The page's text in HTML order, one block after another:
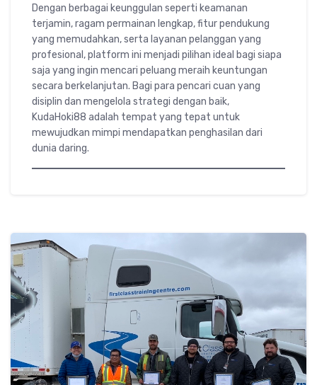
Dengan berbagai keunggulan seperti keamanan
terjamin, ragam permainan lengkap, fitur pendukung
yang memudahkan, serta layanan pelanggan yang
profesional, platform ini menjadi pilihan ideal bagi siapa
saja yang ingin mencari peluang meraih keuntungan
secara berkelanjutan. Bagi para pencari cuan yang
disiplin dan mengelola strategi dengan baik,
KudaHoki88 adalah tempat yang tepat untuk
mewujudkan mimpi mendapatkan penghasilan dari
dunia daring.